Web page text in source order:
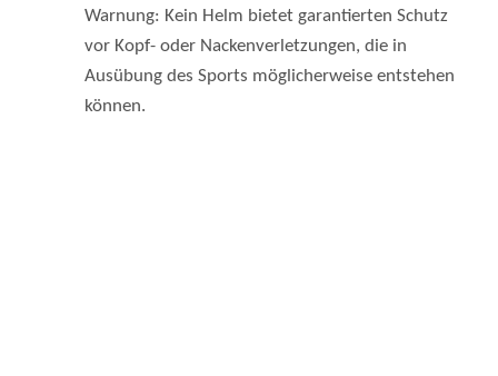
vor Kopf- oder Nackenverletzungen, die in
Ausübung des Sports möglicherweise entstehen
können.